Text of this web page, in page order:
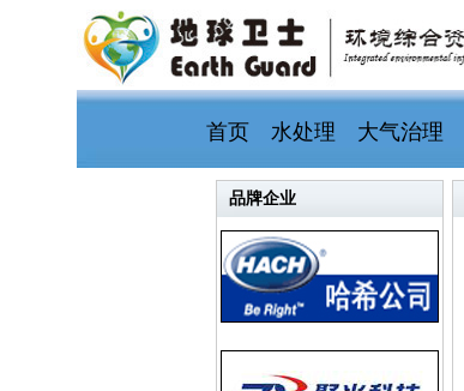
首页 水处理 大气治理
品牌企业